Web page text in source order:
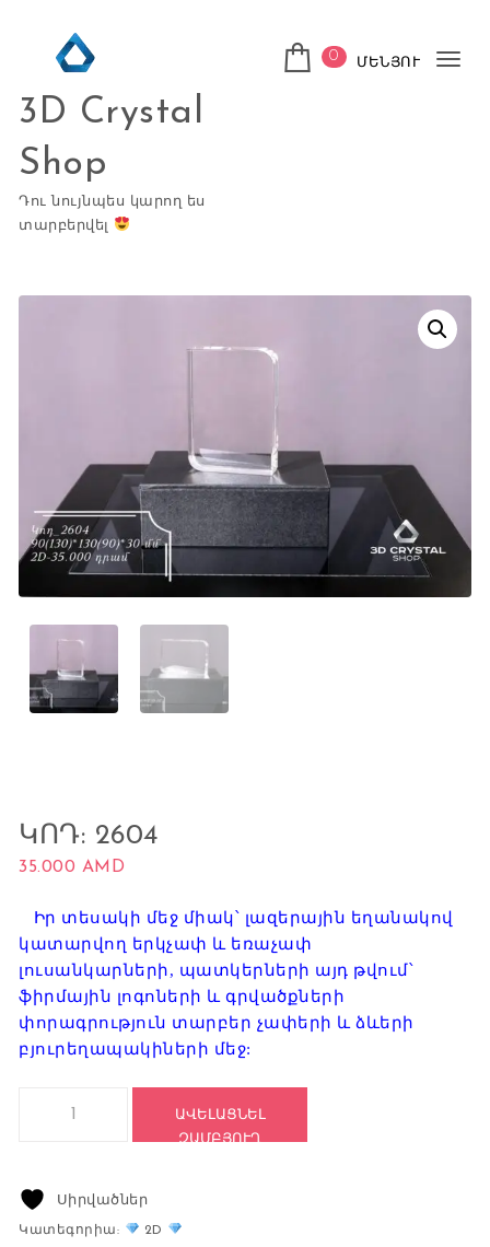
Skip to content
3D Crystal
Shop
Դու նույնպես կարող ես
տարբերվել
0 ՄԵՆՅՈՒ
ԿՈԴ: 2604
35.000 AMD
Իր տեսակի մեջ միակ՝ լազերային եղանակով
կատարվող երկչափ և եռաչափ
լուսանկարների, պատկերների այդ թվում՝
ֆիրմային լոգոների և գրվածքների
փորագրություն տարբեր չափերի և ձևերի
բյուրեղապակիների մեջ:
ԱՎԵԼԱՑՆԵԼ
ԶԱՄԲՅՈՒՂ
Սիրվածներ
Կատեգորիա: 2D